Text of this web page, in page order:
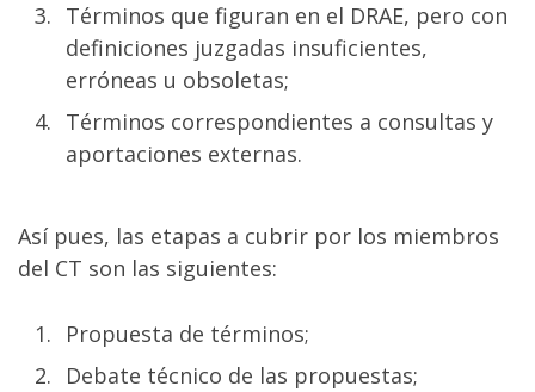
Términos que figuran en el DRAE, pero con
definiciones juzgadas insuficientes,
erróneas u obsoletas;
Términos correspondientes a consultas y
aportaciones externas.
Así pues, las etapas a cubrir por los miembros
del CT son las siguientes:
Propuesta de términos;
Debate técnico de las propuestas;